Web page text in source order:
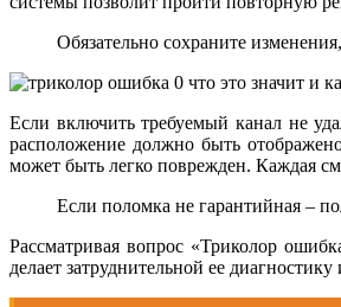
Обязательно сохраните
Если включить требуемый канал не
расположение должно быть
может быть легко поврежден. Каждая
Если поломка не гарантийная –
Рассматривая вопрос «Триколор
делает затруднительной ее